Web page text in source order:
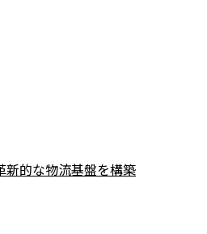
新的な物流基盤を構築